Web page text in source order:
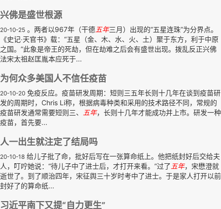
兴佛是盛世根源
20-10-25 。两者以967年（干德 五年三月）出现的“五星连珠”为分界点。
《史记‧天官书》载：“五星（金、木、水、火、土）聚于东方，利于中原
之国。”此象是帝王的死劫，但在劫难之后会有盛世出现。拨乱反正兴佛
法宋太祖赵匡胤本应死于...
为何众多美国人不信任疫苗
20-10-20 免疫反应。疫苗研发周期：短则三五年长则十几年在谈到疫苗研
发的周期时，Chris Li称，根据病毒种类和采用的技术路径不同，常规的
疫苗研发通常需要短则三、
五年，长则十几年才能成功并上市。研发一种
疫苗，首先要...
人一出生就注定了结局吗
20-10-18 给儿子批了命，批好后写在一张算命纸上。他把纸封好后交给夫
人，叮咛她说：“待儿子中了进士后，才打开来看。”过了 五年，宋懋澄就
逝世了。到了顺治四年，宋征舆三十岁时考中了进士。于是家人打开以前
封好了的算命纸...
习近平南下又提“自力更生”